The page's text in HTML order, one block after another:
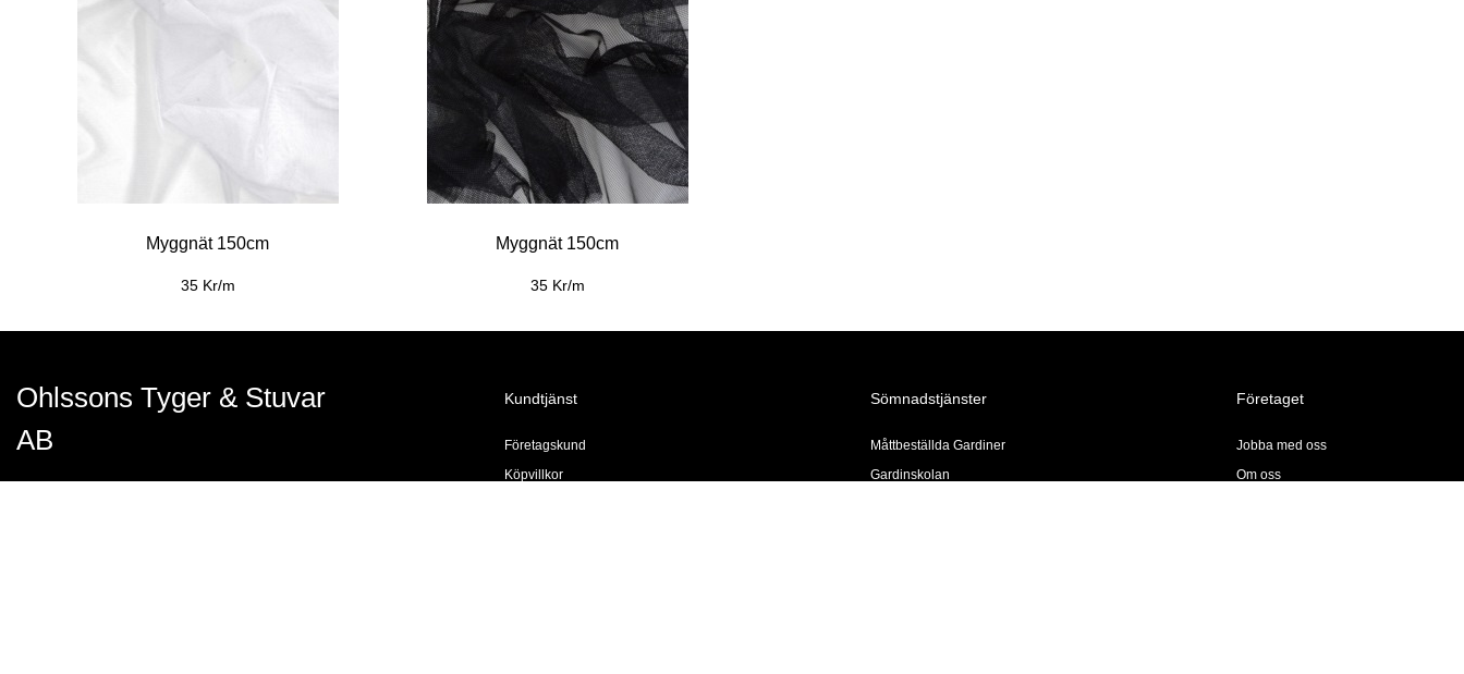
Myggnät 150cm
35 Kr/m
Myggnät 150cm
35 Kr/m
Ohlssons Tyger & Stuvar
AB
Kundtjänst
Företagskund
Köpvillkor
Sömnadstjänster
Måttbeställda Gardiner
Gardinskolan
Företaget
Jobba med oss
Om oss